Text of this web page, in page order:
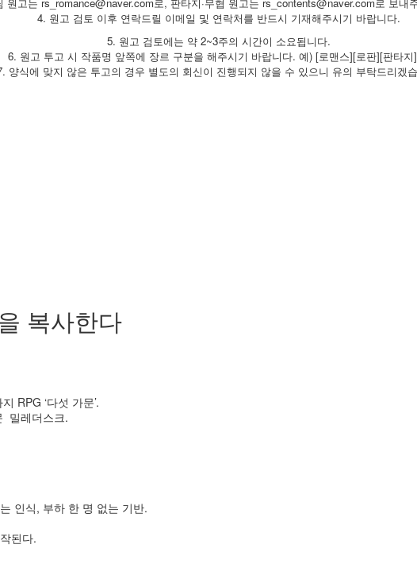
원고는 rs_romance@naver.com로, 판타지·무협 원고는 rs_contents@naver.com로 보내
4. 원고 검토 이후 연락드릴 이메일 및 연락처를 반드시 기재해주시기 바랍니다.
5. 원고 검토에는 약 2~3주의 시간이 소요됩니다.
6. 원고 투고 시 작품명 앞쪽에 장르 구분을 해주시기 바랍니다. 예) [로맨스][로판][판타지
양식에 맞지 않은 투고의 경우 별도의 회신이 진행되지 않을 수 있으니 유의 부탁드리겠
복사한다
RPG ‘다섯 가문’.
밀레더스크.
인식, 부하 한 명 없는 기반.
된다.